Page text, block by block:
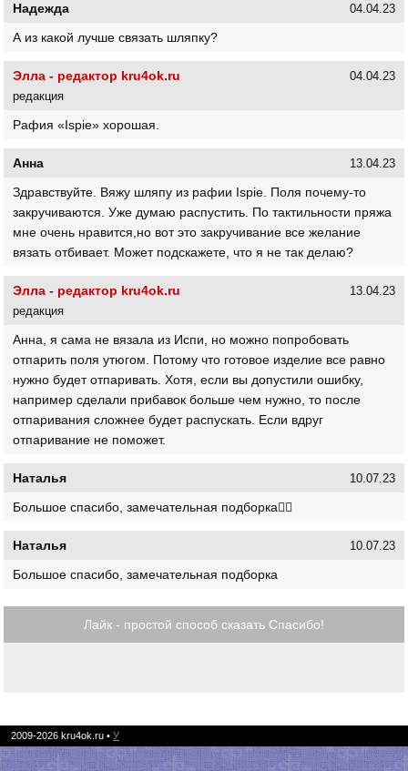
Надежда 04.04.23
А из какой лучше связать шляпку?
Элла - редактор kru4ok.ru
редакция
04.04.23
Рафия «Ispie» хорошая.
Анна 13.04.23
Здравствуйте. Вяжу шляпу из рафии Ispie. Поля почему-то
закручиваются. Уже думаю распустить. По тактильности пряжа
мне очень нравится,но вот это закручивание все желание
вязать отбивает. Может подскажете, что я не так делаю?
Элла - редактор kru4ok.ru
редакция
13.04.23
Анна, я сама не вязала из Испи, но можно попробовать
отпарить поля утюгом. Потому что готовое изделие все равно
нужно будет отпаривать. Хотя, если вы допустили ошибку,
например сделали прибавок больше чем нужно, то после
отпаривания сложнее будет распускать. Если вдруг
отпаривание не поможет.
Наталья 10.07.23
Большое спасибо, замечательная подборка👍🏻
Наталья 10.07.23
Большое спасибо, замечательная подборка
Лайк - простой способ сказать Спасибо!
2009-2026 kru4ok.ru • У